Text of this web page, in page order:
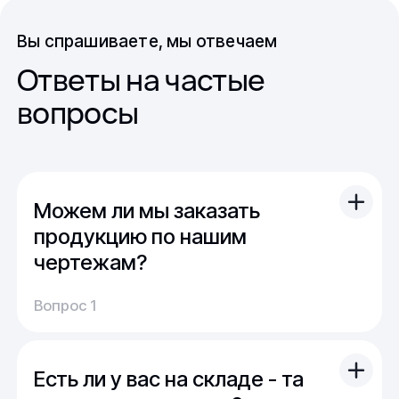
Вы спрашиваете, мы отвечаем
Ответы на частые
вопросы
Можем ли мы заказать
продукцию по нашим
чертежам?
Вы можете отправить свой чертеж/проект
(в т.ч. примерный) с техническим заданием.
Мы можем изготовить для вас как мелкую
Вопрос 1
Есть ли у вас на складе - та